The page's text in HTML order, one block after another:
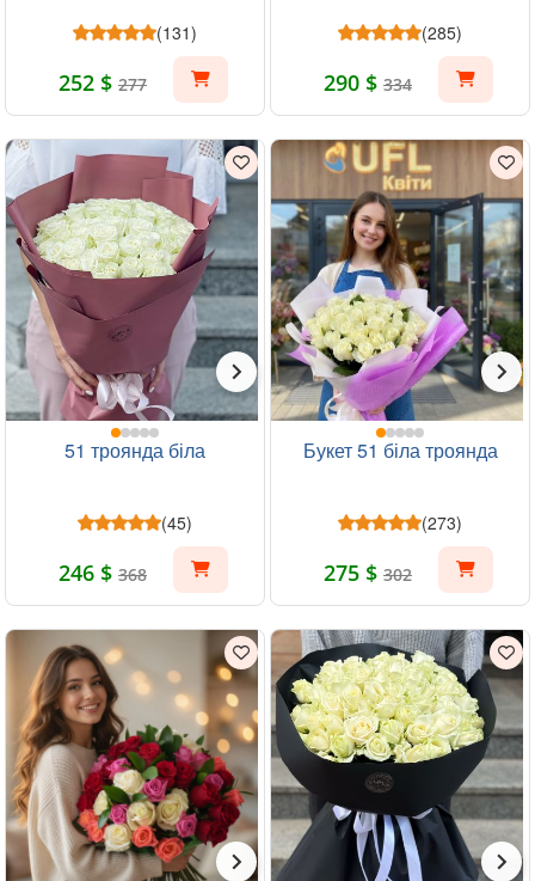
(131)
252 $ 277
(285)
290 $ 334
51 троянда біла
(45)
246 $ 368
Букет 51 біла троянда
(273)
275 $ 302